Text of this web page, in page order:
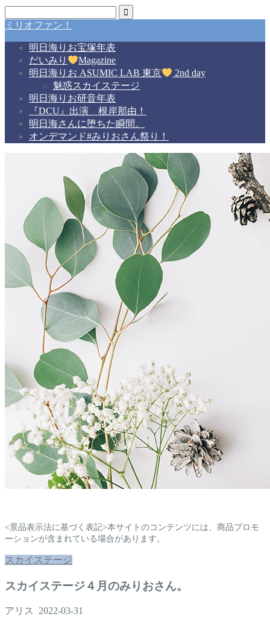
ミリオファン！
明日海りお宝塚年表
だいみり
Magazine
明日海りお ASUMIC LAB 東京
2nd day
魅惑スカイステージ
明日海りお研音年表
『DCU』出演 根岸那由！
明日海さんに堕ちた瞬間。
オンデマンド#みりおさん祭り！
<景品表示法に基づく表記>本サイトのコンテンツには、商品プロモ
ーションが含まれている場合があります。
スカイステージ
スカイステージ４月のみりおさん。
アリス 2022-03-31